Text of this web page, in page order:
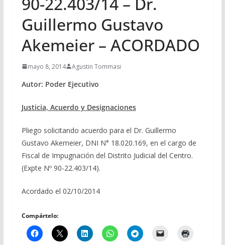
Guillermo Gustavo
Akemeier – ACORDADO
mayo 8, 2014 Agustin Tommasi
Autor: Poder Ejecutivo
Justicia, Acuerdo y Designaciones
Pliego solicitando acuerdo para el Dr. Guillermo
Gustavo Akemeier, DNI N° 18.020.169, en el cargo de
Fiscal de Impugnación del Distrito Judicial del Centro.
(Expte Nº 90-22.403/14).
Acordado el 02/10/2014
Compártelo: